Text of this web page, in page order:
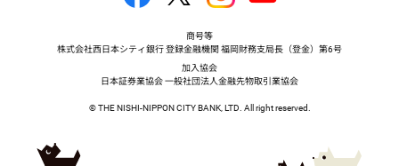
商号等
株式会社西日本シティ銀行 登録金融機関 福岡財務支局長（登金）第6号
加入協会
日本証券業協会 一般社団法人金融先物取引業協会
© THE NISHI-NIPPON CITY BANK, LTD. All right reserved.